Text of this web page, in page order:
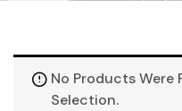
No Products Were
Selection.